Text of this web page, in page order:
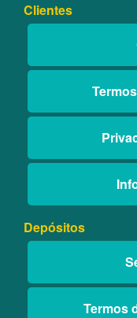
Clientes
Depósitos
Termos